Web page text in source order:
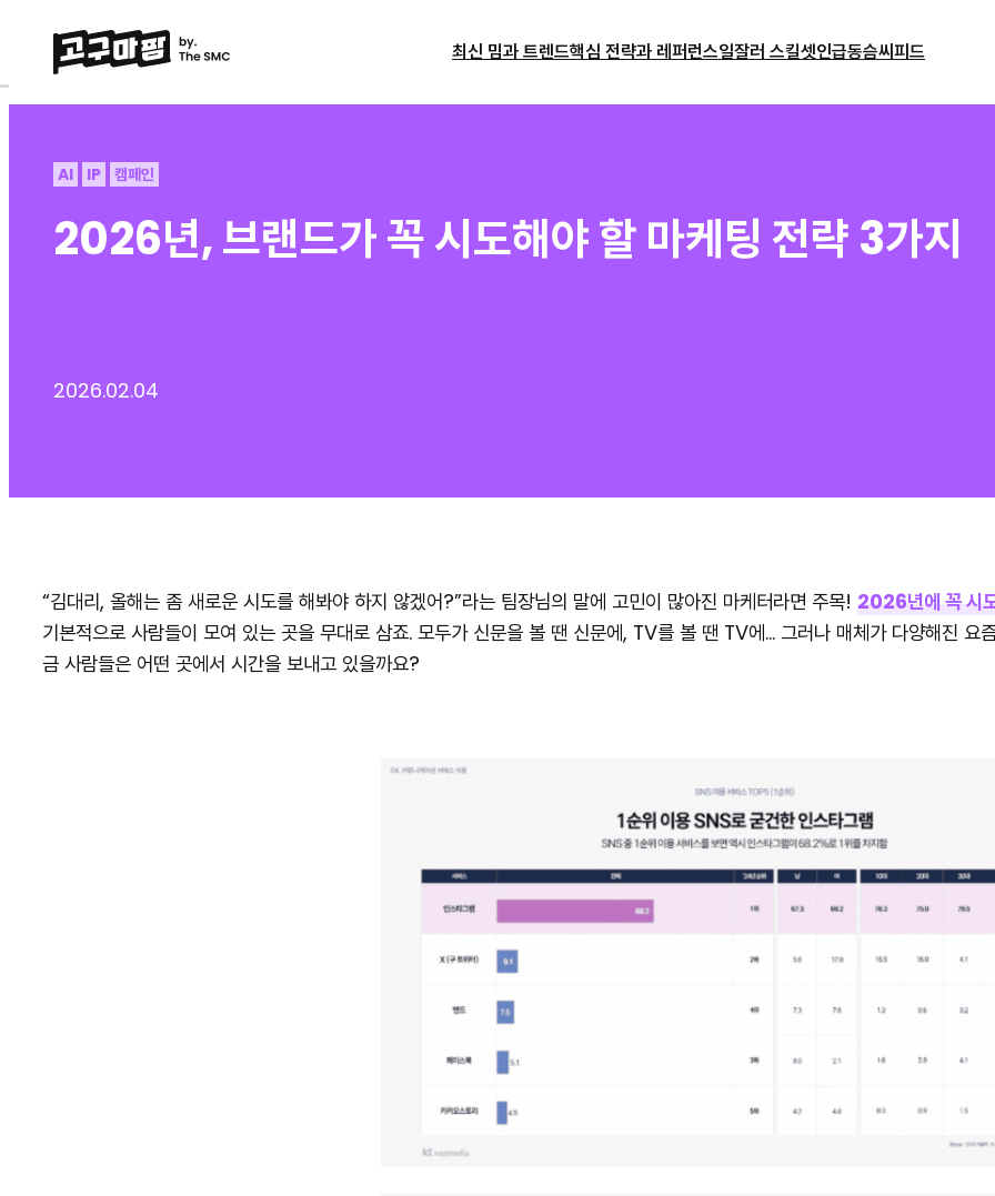
최신 밈과 트렌드핵심 전략과 레퍼런스일잘러 스킬셋인급동슴씨피드
AI IP 캠페인
2026년, 브랜드가 꼭 시도해야 할 마케팅 전략 3가지
2026.02.04
“김대리, 올해는 좀 새로운 시도를 해봐야 하지 않겠어?”라는 팀장님의 말에 고민이 많아진 마케터라면 주목! 2026년에 꼭 시
기본적으로 사람들이 모여 있는 곳을 무대로 삼죠. 모두가 신문을 볼 땐 신문에, TV를 볼 땐 TV에… 그러나 매체가 다양해진 요
금 사람들은 어떤 곳에서 시간을 보내고 있을까요?